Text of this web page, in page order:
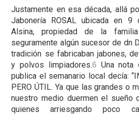
Justamente en esa década, allá
Jabonería ROSAL ubicada en 9
Alsina, propiedad de la
seguramente algún sucesor de dn
tradición se fabricaban jabones,
y polvos limpiadores.6 Una nota
publica el semanario local decía:
PERO ÚTIL. Ya que las grandes o
nuestro medio duermen el sueño
quienes arriesgando poco